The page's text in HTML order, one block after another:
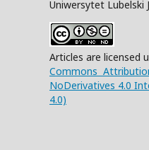
Uniwersytet Lubelski
Articles are licensed
Commons
NoDerivatives 4.0
4.0)